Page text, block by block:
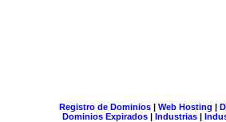
Registro de Dominios| Web Hosting |
Dominios Expirados | Industrias |